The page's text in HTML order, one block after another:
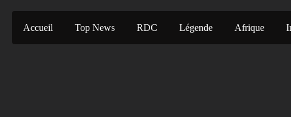
Accueil Top News RDC Légende Afrique